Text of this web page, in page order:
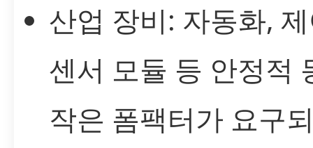
산업 장비: 자동화,
센서 모듈 등 안정적
작은 폼팩터가 요구